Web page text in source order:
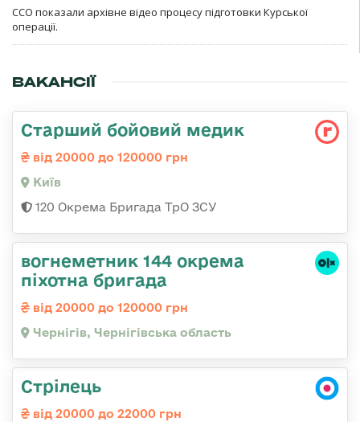
ССО показали архівне відео процесу підготовки Курської
операції.
ВАКАНСІЇ
Старший бойовий медик
від 20000 до 120000 грн
Київ
120 Окрема Бригада ТрО ЗСУ
вогнеметник 144 окрема
піхотна бригада
від 20000 до 120000 грн
Чернігів, Чернігівська область
Стрілець
від 20000 до 22000 грн